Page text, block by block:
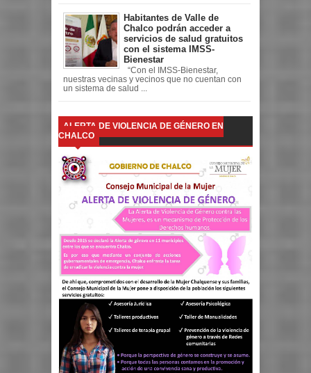
Habitantes de Valle de
Chalco podrán acceder a
servicios de salud gratuitos
con el sistema IMSS-
Bienestar
“Con el IMSS-Bienestar,
nuestras vecinas y vecinos que no cuentan con
un sistema de salud ...
ALERTA DE VIOLENCIA DE GÉNERO EN
CHALCO